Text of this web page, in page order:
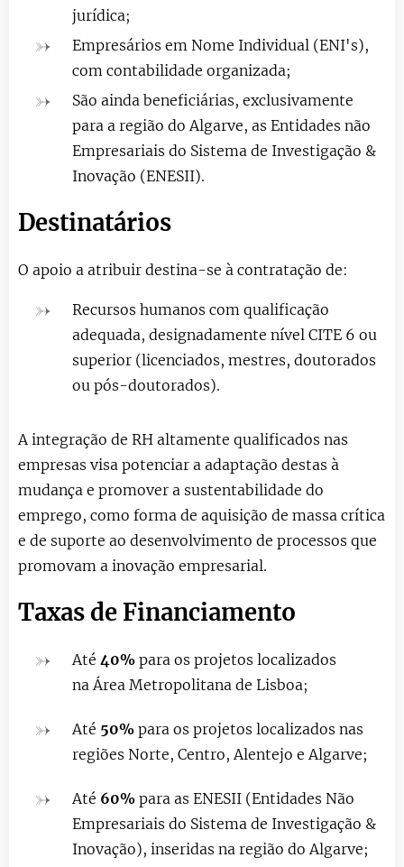
jurídica;
Empresários em Nome Individual (ENI's),
com contabilidade organizada;
São ainda beneficiárias, exclusivamente
para a região do Algarve, as Entidades não
Empresariais do Sistema de Investigação &
Inovação (ENESII).
Destinatários
O apoio a atribuir destina-se à contratação de:
Recursos humanos com qualificação
adequada, designadamente nível CITE 6 ou
superior (licenciados, mestres, doutorados
ou pós-doutorados).
A integração de RH altamente qualificados nas
empresas visa potenciar a adaptação destas à
mudança e promover a sustentabilidade do
emprego, como forma de aquisição de massa crítica
e de suporte ao desenvolvimento de processos que
promovam a inovação empresarial.
Taxas de Financiamento
Até 40% para os projetos localizados
na Área Metropolitana de Lisboa;
Até 50% para os projetos localizados nas
regiões Norte, Centro, Alentejo e Algarve;
Até 60% para as ENESII (Entidades Não
Empresariais do Sistema de Investigação &
Inovação), inseridas na região do Algarve;